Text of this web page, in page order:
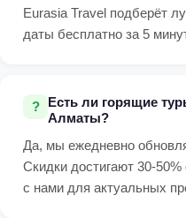
Eurasia Travel подберёт
даты бесплатно за 5
Есть ли горящие
Алматы?
Да, мы ежедневно
Скидки достигают 30-
с нами для актуальных